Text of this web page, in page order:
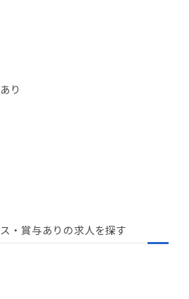
り
・賞与ありの求人を探す